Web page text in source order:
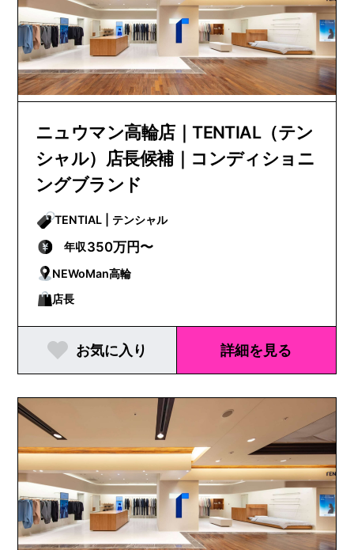
ニュウマン高輪店｜TENTIAL（テン
シャル）店長候補｜コンディショニ
ングブランド
TENTIAL | テンシャル
年収350万円〜
NEWoMan高輪
店長
お気に入り 詳細を見る